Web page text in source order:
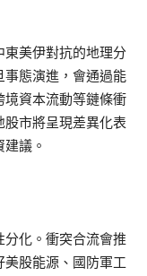
東美伊對抗的地理分
事態演進，會通過能
境資本流動等鏈條衝
市將呈現差異化表
議。
化。衝突合流會推
股能源、國防軍工